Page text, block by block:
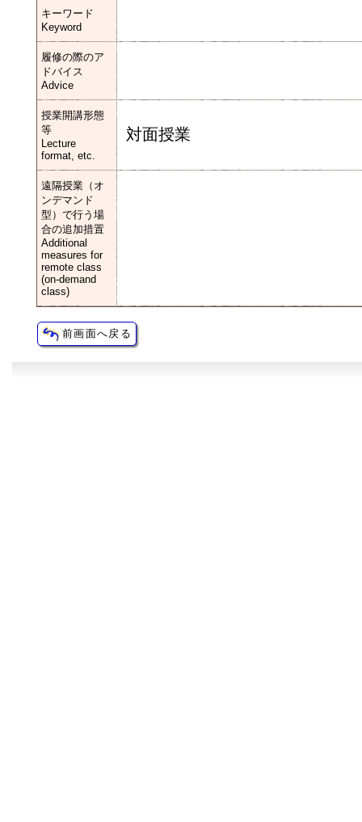
キーワード
Keyword
履修の際のア
ドバイス
Advice
授業開講形態
等
Lecture
format, etc.
対面授業
遠隔授業（オ
ンデマンド
型）で行う場
合の追加措置
Additional
measures for
remote class
(on-demand
class)